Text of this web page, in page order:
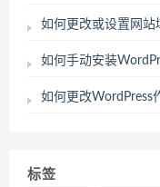
如何更改或设置网站
如何手动安装
如何更改WordPress
标签